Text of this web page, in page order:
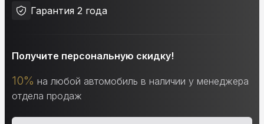
Гарантия 2 года
Получите персональную скидку!
10% на любой автомобиль в наличии у менеджера
отдела продаж